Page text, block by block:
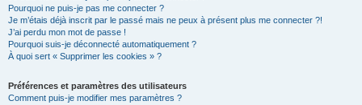
Pourquoi ne puis-je pas me connecter ?
Je m’étais déjà inscrit par le passé mais ne peux à présent plus me connecter ?!
J’ai perdu mon mot de passe !
Pourquoi suis-je déconnecté automatiquement ?
À quoi sert « Supprimer les cookies » ?
Préférences et paramètres des utilisateurs
Comment puis-je modifier mes paramètres ?